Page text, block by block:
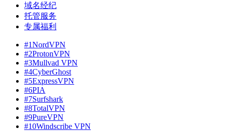
域名经纪
托管服务
专属福利
#1NordVPN
#2ProtonVPN
#3Mullvad VPN
#4CyberGhost
#5ExpressVPN
#6PIA
#7Surfshark
#8TotalVPN
#9PureVPN
#10Windscribe VPN